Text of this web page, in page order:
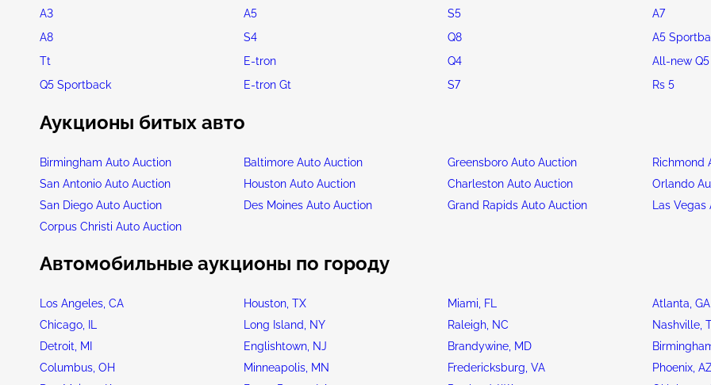
A3
A5 S5 A7
A8
S4 Q8 A5
Tt
E-tron Q4 All-new Q5
Q5 Sportback
E-tron Gt S7 Rs 5
Аукционы битых авто
Birmingham Auto Auction Baltimore Auto Auction Greensboro Auto Auction Richmond
San Antonio Auto Auction
Houston Auto Auction Charleston Auto Auction Orlando
San Diego Auto Auction
Des Moines Auto Auction Grand Rapids Auto Auction Las
Corpus Christi Auto Auction
Автомобильные аукционы по городу
Los Angeles, CA Houston, TX Miami, FL Atlanta, GA
Chicago, IL
Long Island, NY Raleigh, NC Nashville,
Detroit, MI
Englishtown, NJ Brandywine, MD
Columbus, OH
Minneapolis, MN Fredericksburg, VA Phoenix,